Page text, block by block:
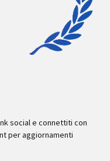
social e connettiti con
per aggiornamenti